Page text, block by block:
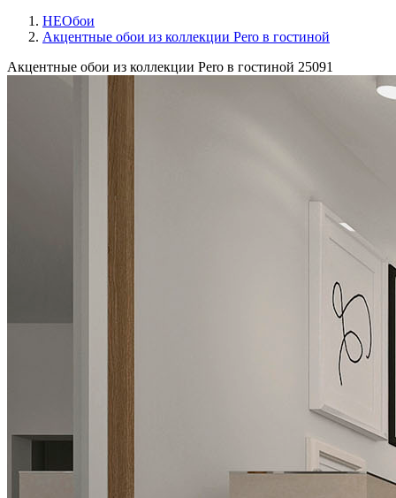
НЕОбои
Акцентные обои из коллекции Pero в гостиной
Акцентные обои из коллекции Pero в гостиной 25091